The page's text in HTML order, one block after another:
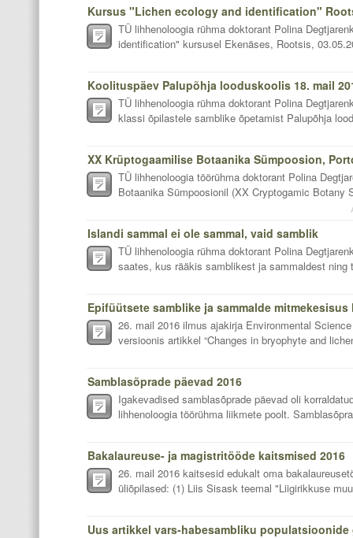
Kursus "Lichen ecology and identification"
TÜ lihhenoloogia rühma doktorant Polina
identification" kursusel Ekenäses, Rootsis,
Koolituspäev Palupõhja looduskoolis 18. mail
TÜ lihhenoloogia rühma doktorant Polina
klassi õpilastele samblike õpetamist Palupõhja
XX Krüptogaamilise Botaanika Sümpoosion,
TÜ lihhenoloogia töörühma doktorant Polina
Botaanika Sümpoosionil (XX Cryptogamic Botany
Islandi sammal ei ole sammal, vaid samblik
TÜ lihhenoloogia rühma doktorant Polina
saates, kus rääkis samblikest ja sammaldest
26. mail 2016 ilmus ajakirja Environmental
versioonis artikkel “Changes in bryophyte and
Samblasõprade päevad 2016
Igakevadised samblasõprade päevad oli
lihhenoloogia töörühma liikmete poolt.
Bakalaureuse- ja magistritööde kaitsmised 2016
26. mail 2016 kaitsesid edukalt oma
üliõpilased: (1) Liis Sisask teemal "Liigirikkuse